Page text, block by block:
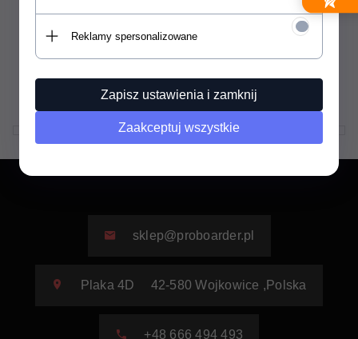
sklep@proboarder.pl
Plaka 4D 42-580 Wojkowice , Polska
+48 666 494 493
Reklamy spersonalizowane
Zapisz ustawienia i zamknij
Zaakceptuj wszystkie